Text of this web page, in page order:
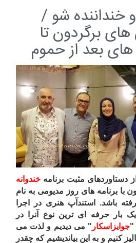
خنداننده شو /
برگردون تا
بعد از حموم
دستاوردهای مثبت برنامه خندوانه
با برنامه های روز مدیومی به نام
باشد. استندآپ هنری در اجرا
بار حرفه ای ترین نوع آنرا در
"جوایزاسکار " می دیدیم و لذت می
کنیم و به این بیاندیشیم که چقدر